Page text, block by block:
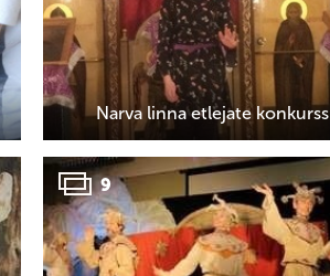
Narva linna etlejate konkurss
9